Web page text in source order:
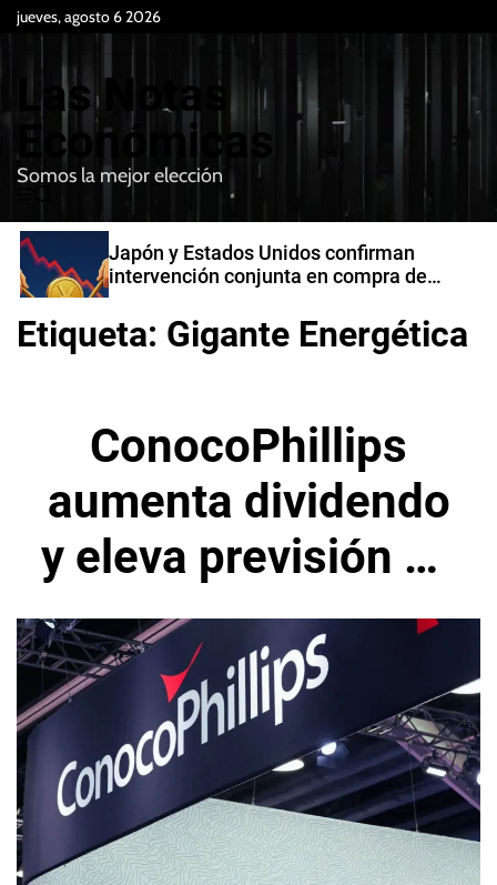
jueves, agosto 6 2026
Las Notas
Económicas
Somos la mejor elección
e
n
u
B
u
c
a
Japón y Estados Unidos confirman
intervención conjunta en compra de
yenes
Etiqueta: Gigante Energética
ConocoPhillips
aumenta dividendo
y eleva previsión de
producción